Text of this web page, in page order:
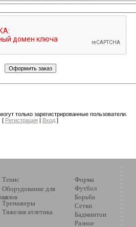
только зарегистрированные пользователи.
[ Регистрация | Вход ]
Тенис
Оборудование для
залов
Тренажеры
Тяжелая атлетика
Форма
Футбол
Борьба
Сетки
Бадминтон
Разное